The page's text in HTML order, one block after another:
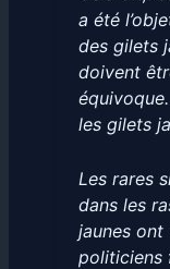
a été
des gilets
doivent
les gilets
Les rares
dans les
jaunes ont
politiciens